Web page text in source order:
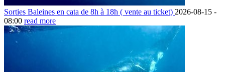
Sorties Baleines en cata de 8h à 18h ( vente au ticket) 2026-08-15 -
08:00 read more